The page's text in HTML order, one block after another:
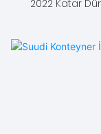
2022 Katar